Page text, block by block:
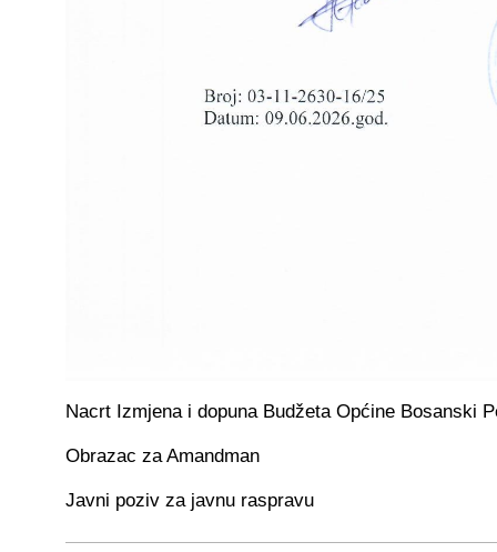
Nacrt Izmjena i dopuna Budžeta Općine Bosanski
Obrazac za Amandman
Javni poziv za javnu raspravu